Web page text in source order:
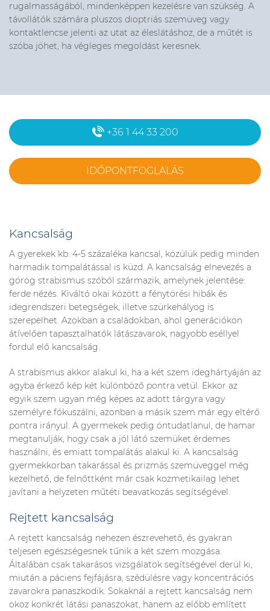
rugalmasságából, mindenképpen kezelésre van szükség. A
távollátók számára pluszos dioptriás szemüveg vagy
kontaktlencse jelenti az utat az éleslátáshoz, de a műtét is
szóba jöhet, ha végleges megoldást keresnek.
+36 1 44 33 200
IDŐPONTFOGLALÁS
Kancsalság
A gyerekek kb. 4-5 százaléka kancsal, közülük pedig minden
harmadik tompalátással is küzd. A kancsalság elnevezés a
görög strabismus szóból származik, amelynek jelentése:
ferde nézés. Kiváltó okai között a fénytörési hibák és
idegrendszeri betegségek, illetve szürkehályog is
szerepelhet. Azokban a családokban, ahol generációkon
átívelően tapasztalhatók látászavarok, nagyobb eséllyel
fordul elő kancsalság.
A strabismus akkor alakul ki, ha a két szem ideghártyáján az
agyba érkező kép két különböző pontra vetül. Ekkor az
egyik szem ugyan még képes az adott tárgyra vagy
személyre fókuszálni, azonban a másik szem már egy eltérő
pontra irányul. A gyermekek pedig öntudatlanul, de hamar
megtanulják, hogy csak a jól látó szemüket érdemes
használni, és emiatt tompalátás alakul ki. A kancsalság
gyermekkorban takarással és prizmás szemüveggel még
kezelhető, de felnőttként már csak kozmetikailag lehet
javítani a helyzeten műtéti beavatkozás segítségével.
Rejtett kancsalság
A rejtett kancsalság nehezen észrevehető, és gyakran
teljesen egészségesnek tűnik a két szem mozgása.
Általában csak takarásos vizsgálatok segítségével derül ki,
miután a páciens fejfájásra, szédülésre vagy koncentrációs
zavarokra panaszkodik. Sokaknál a rejtett kancsalság nem
okoz konkrét látási panaszokat, hanem az előbb említett